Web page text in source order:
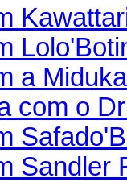
a
com o
Sandler